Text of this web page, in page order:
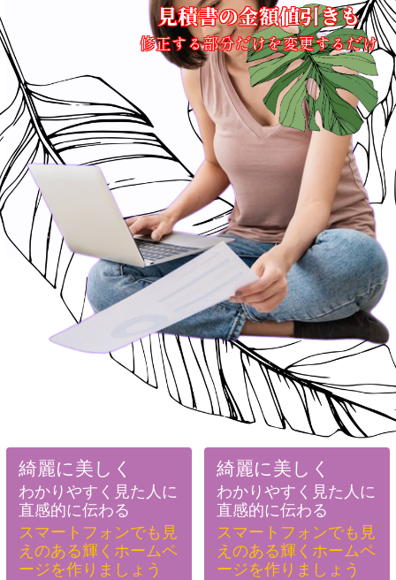
見積書の金額値引きも
修正する部分だけを変更するだけ
綺麗に美しく
わかりやすく見た人に
直感的に伝わる
スマートフォンでも見
えのある輝くホームペ
ージを作りましょう
綺麗に美しく
わかりやすく見た人に
直感的に伝わる
スマートフォンでも見
えのある輝くホームペ
ージを作りましょう